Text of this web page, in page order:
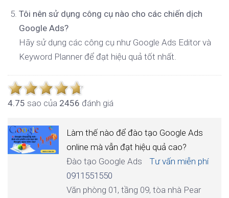
Tôi nên sử dụng công cụ nào cho các chiến dịch
Google Ads?
Hãy sử dụng các công cụ như Google Ads Editor và
Keyword Planner để đạt hiệu quả tốt nhất.
4.75 sao của 2456 đánh giá
Làm thế nào để đào tạo Google Ads
online mà vẫn đạt hiệu quả cao?
Đào tạo Google Ads
Tư vấn miễn phí
0911551550
Văn phòng 01, tầng 09, tòa nhà Pear